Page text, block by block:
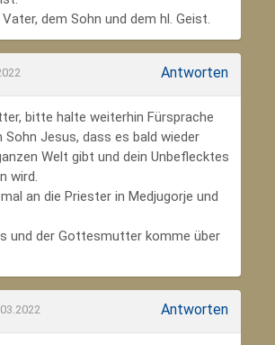
dem Sohn und dem hl. Geist.
Antworten
bitte halte weiterhin Fürsprache
Sohn Jesus, dass es bald wieder
Welt gibt und dein Unbeflecktes
wird.
an die Priester in Medjugorje und
und der Gottesmutter komme über
Antworten